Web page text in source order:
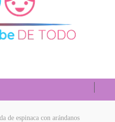
de
de espinaca con arándanos